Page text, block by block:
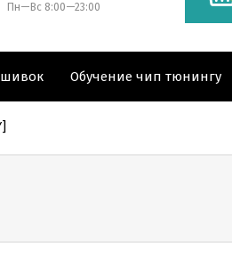
Пн—Вс 8:00—23:00
Обучение чип тюнингу